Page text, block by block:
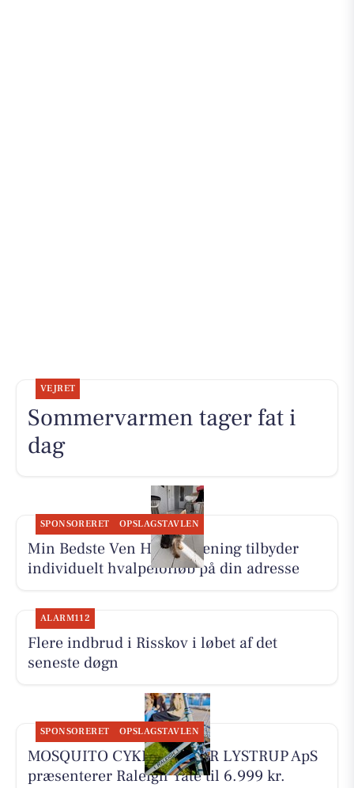
VEJRET
Sommervarmen tager fat i
dag
SPONSORERET OPSLAGSTAVLEN
Min Bedste Ven Hundetræning tilbyder
individuelt hvalpeforløb på din adresse
ALARM112
Flere indbrud i Risskov i løbet af det
seneste døgn
SPONSORERET OPSLAGSTAVLEN
MOSQUITO CYKELCENTER LYSTRUP ApS
præsenterer Raleigh Yate til 6.999 kr.